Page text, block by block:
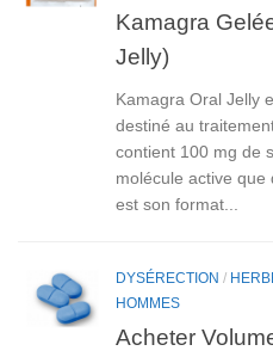
Kamagra
Jelly)
Kamagra Oral Jelly
destiné au
contient 100 mg de
molécule active que
est son format...
DYSÉRECTION /
HOMMES
Acheter